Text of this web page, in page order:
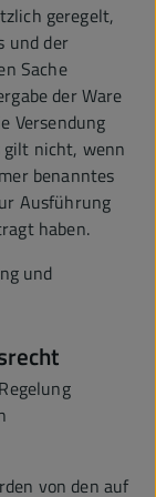
geregelt,
und der
Sache
der Ware
Versendung
nicht, wenn
benanntes
Ausführung
haben.
und
von den auf